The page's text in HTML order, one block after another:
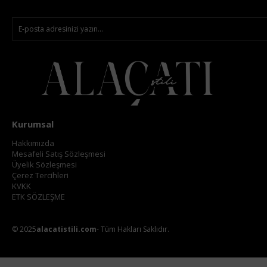
Kurumsal
Hakkımızda
Mesafeli Satış Sözleşmesi
Üyelik Sözleşmesi
Çerez Tercihleri
KVKK
ETK SÖZLEŞME
© 2025alacatistili.com- Tüm Hakları Saklıdır.